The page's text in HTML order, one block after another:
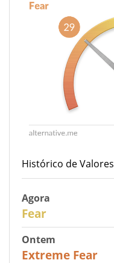
Histórico de Valores
Agora
Fear
Ontem
Extreme Fear